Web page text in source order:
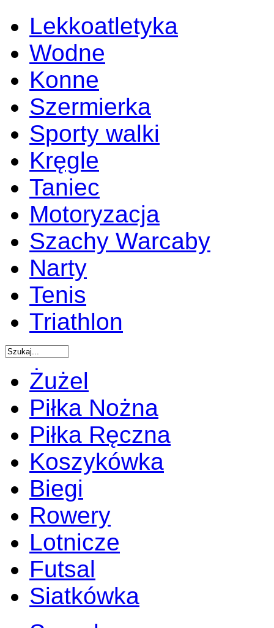
Lekkoatletyka
Wodne
Konne
Szermierka
Sporty walki
Kręgle
Taniec
Motoryzacja
Szachy Warcaby
Narty
Tenis
Triathlon
Żużel
Piłka Nożna
Piłka Ręczna
Koszykówka
Biegi
Rowery
Lotnicze
Futsal
Siatkówka